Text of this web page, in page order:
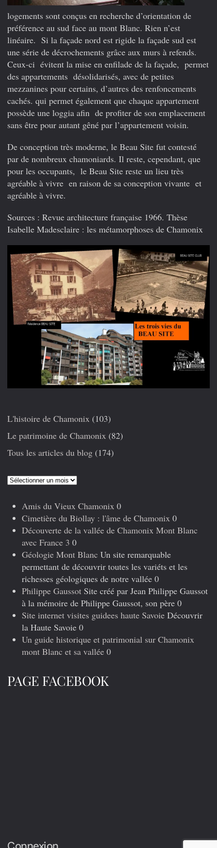
logements sont conçus en recherche d’orientation de
préférence au sud face au mont Blanc. Rien n’est
linéaire. Si la façade nord est rigide la façade sud est
une série de décrochements grâce aux murs à refends.
Ceux-ci évitent la mise en enfilade de la façade, permet
des appartements désolidarisés, avec de petites
mezzanines pour certains, d’autres des renfoncements
cachés. qui permet également que chaque appartement
possède une loggia afin de profiter de son emplacement
sans être pour autant gêné par l’appartement voisin.
De conception très moderne, le Beau Site fut contesté
par de nombreux chamoniards. Il reste, cependant, que
pour les occupants, le Beau Site reste un lieu très
agréable à vivre en raison de sa conception vivante et
agréable à vivre.
Sources : Revue architecture française 1966. Thèse
Isabelle Madesclaire : les métamorphoses de Chamonix
L'histoire de Chamonix (103)
Le patrimoine de Chamonix (82)
Tous les articles du blog (174)
Articles
Amis du Vieux Chamonix 0
Cimetière du Biollay : l'âme de Chamonix 0
Découverte de la vallée de Chamonix Mont Blanc
avec France 3 0
Géologie Mont Blanc Un site remarquable
permettant de découvrir toutes les variéts et les
richesses géologiques de notre vallée 0
Philippe Gaussot Site créé par Jean Philippe Gaussot
à la mémoire de Philippe Gaussot, son père 0
Site internet visites guidees haute Savoie Découvrir
la Haute Savoie 0
Un guide historique et patrimonial sur Chamonix
mont Blanc et sa vallée 0
PAGE FACEBOOK